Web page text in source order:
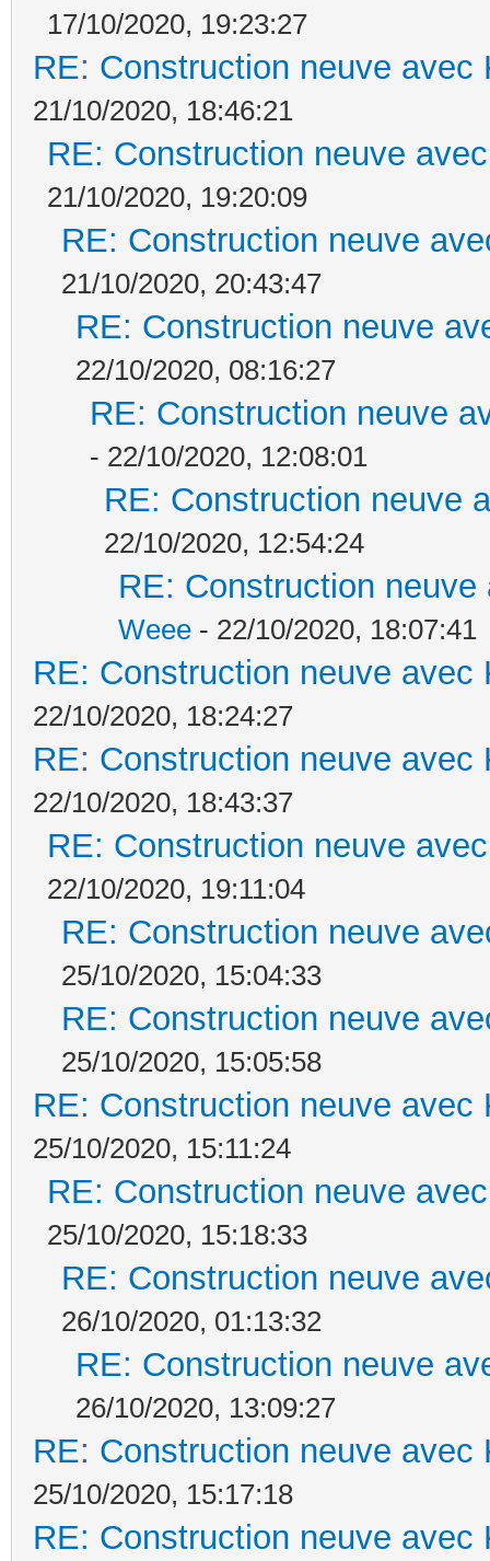
17/10/2020, 19:23:27
RE: Construction neuve avec
21/10/2020, 18:46:21
RE: Construction neuve
21/10/2020, 19:20:09
RE: Construction neuve
21/10/2020, 20:43:47
RE: Construction neuve
22/10/2020, 08:16:27
RE: Construction neuve
- 22/10/2020, 12:08:01
RE: Construction neuve
22/10/2020, 12:54:24
RE: Construction
Weee - 22/10/2020, 18:07:41
RE: Construction neuve avec
22/10/2020, 18:24:27
RE: Construction neuve avec
22/10/2020, 18:43:37
RE: Construction neuve
22/10/2020, 19:11:04
RE: Construction neuve
25/10/2020, 15:04:33
RE: Construction neuve
25/10/2020, 15:05:58
RE: Construction neuve avec
25/10/2020, 15:11:24
RE: Construction neuve
25/10/2020, 15:18:33
RE: Construction neuve
26/10/2020, 01:13:32
RE: Construction neuve
26/10/2020, 13:09:27
RE: Construction neuve avec
25/10/2020, 15:17:18
RE: Construction neuve avec